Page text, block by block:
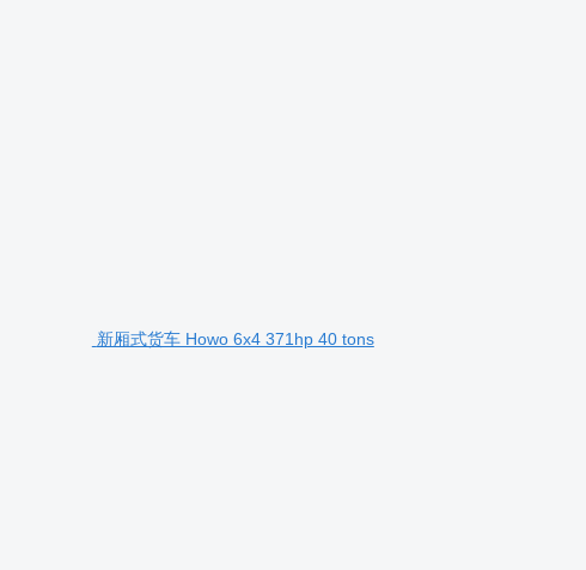
新厢式货车 Howo 6x4 371hp 40 tons